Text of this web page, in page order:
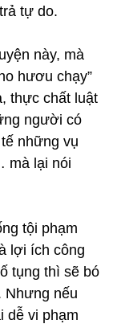
tự do.
này, mà
hươu chạy”
thực chất luật
người có
những vụ
mà lại nói
tội phạm
lợi ích công
tụng thì sẽ bó
Nhưng nếu
dễ vi phạm